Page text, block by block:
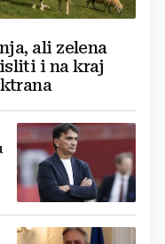
ali zelena
i na kraj